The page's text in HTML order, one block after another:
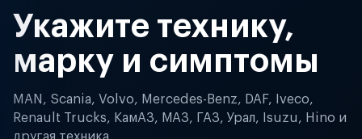
Укажите технику,
марку и симптомы
MAN, Scania, Volvo, Mercedes-Benz, DAF, Iveco,
Renault Trucks, КамАЗ, МАЗ, ГАЗ, Урал, Isuzu, Hino и